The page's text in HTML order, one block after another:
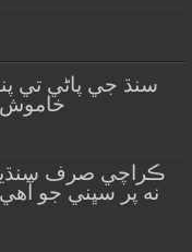
سنڌ جي پاڻي تي
خاموش
ڪراچي صرف
نه پر سڀني جو